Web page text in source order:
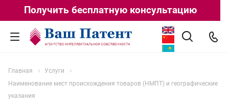
Получить бесплатную консультацию
Главная
Услуги
Наименование мест происхождения товаров (НМПТ) и географические
указания